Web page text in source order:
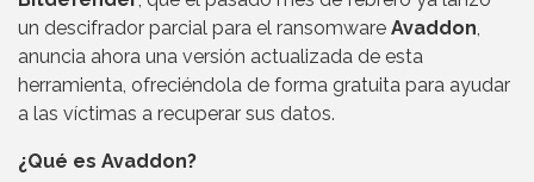
un descifrador parcial para el ransomware Avaddon
anuncia ahora una versión actualizada de esta
herramienta, ofreciéndola de forma gratuita para ayudar
a las víctimas a recuperar sus datos.
¿Qué es Avaddon?